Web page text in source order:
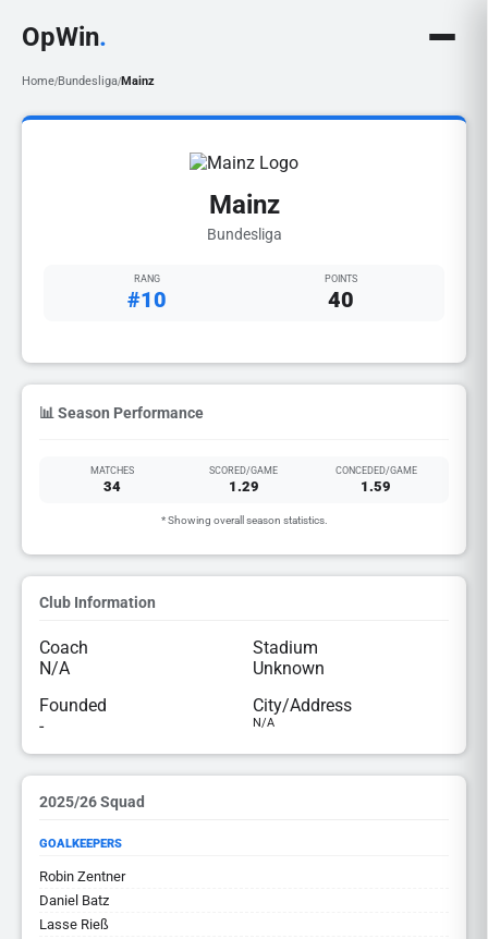
OpWin.
Home/Bundesliga/Mainz
Mainz
Bundesliga
RANG
#10
POINTS
40
📊 Season Performance
MATCHES
34
SCORED/GAME
1.29
CONCEDED/GAME
1.59
* Showing overall season statistics.
Club Information
Coach
N/A
Stadium
Unknown
Founded
-
City/Address
N/A
2025/26 Squad
GOALKEEPERS
Robin Zentner
Daniel Batz
Lasse Rieß